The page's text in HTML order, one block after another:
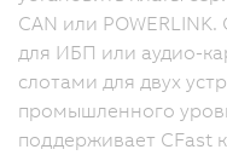
CAN или
для ИБП или аудио-
слотами для двух
промышленного
поддерживает CFast